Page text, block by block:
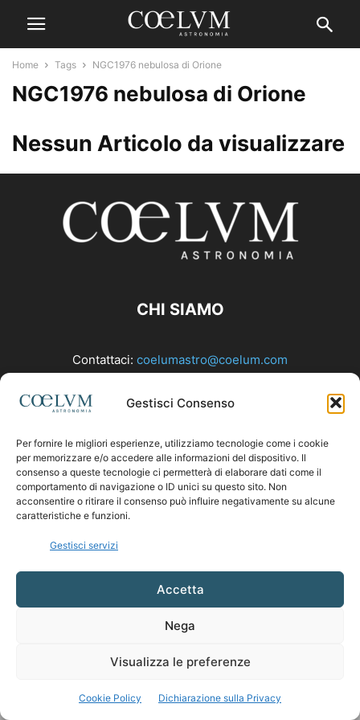
Gestisci Consenso
Per fornire le migliori esperienze, utilizziamo tecnologie come i cookie
per memorizzare e/o accedere alle informazioni del dispositivo. Il
consenso a queste tecnologie ci permetterà di elaborare dati come il
comportamento di navigazione o ID unici su questo sito. Non
acconsentire o ritirare il consenso può influire negativamente su alcune
caratteristiche e funzioni.
Gestisci servizi
Accetta
Nega
Visualizza le preferenze
Cookie Policy Dichiarazione sulla Privacy
Home Tags NGC1976 nebulosa di Orione
NGC1976 nebulosa di Orione
Nessun Articolo da visualizzare
CHI SIAMO
Contattaci: coelumastro@coelum.com
SEGUICI